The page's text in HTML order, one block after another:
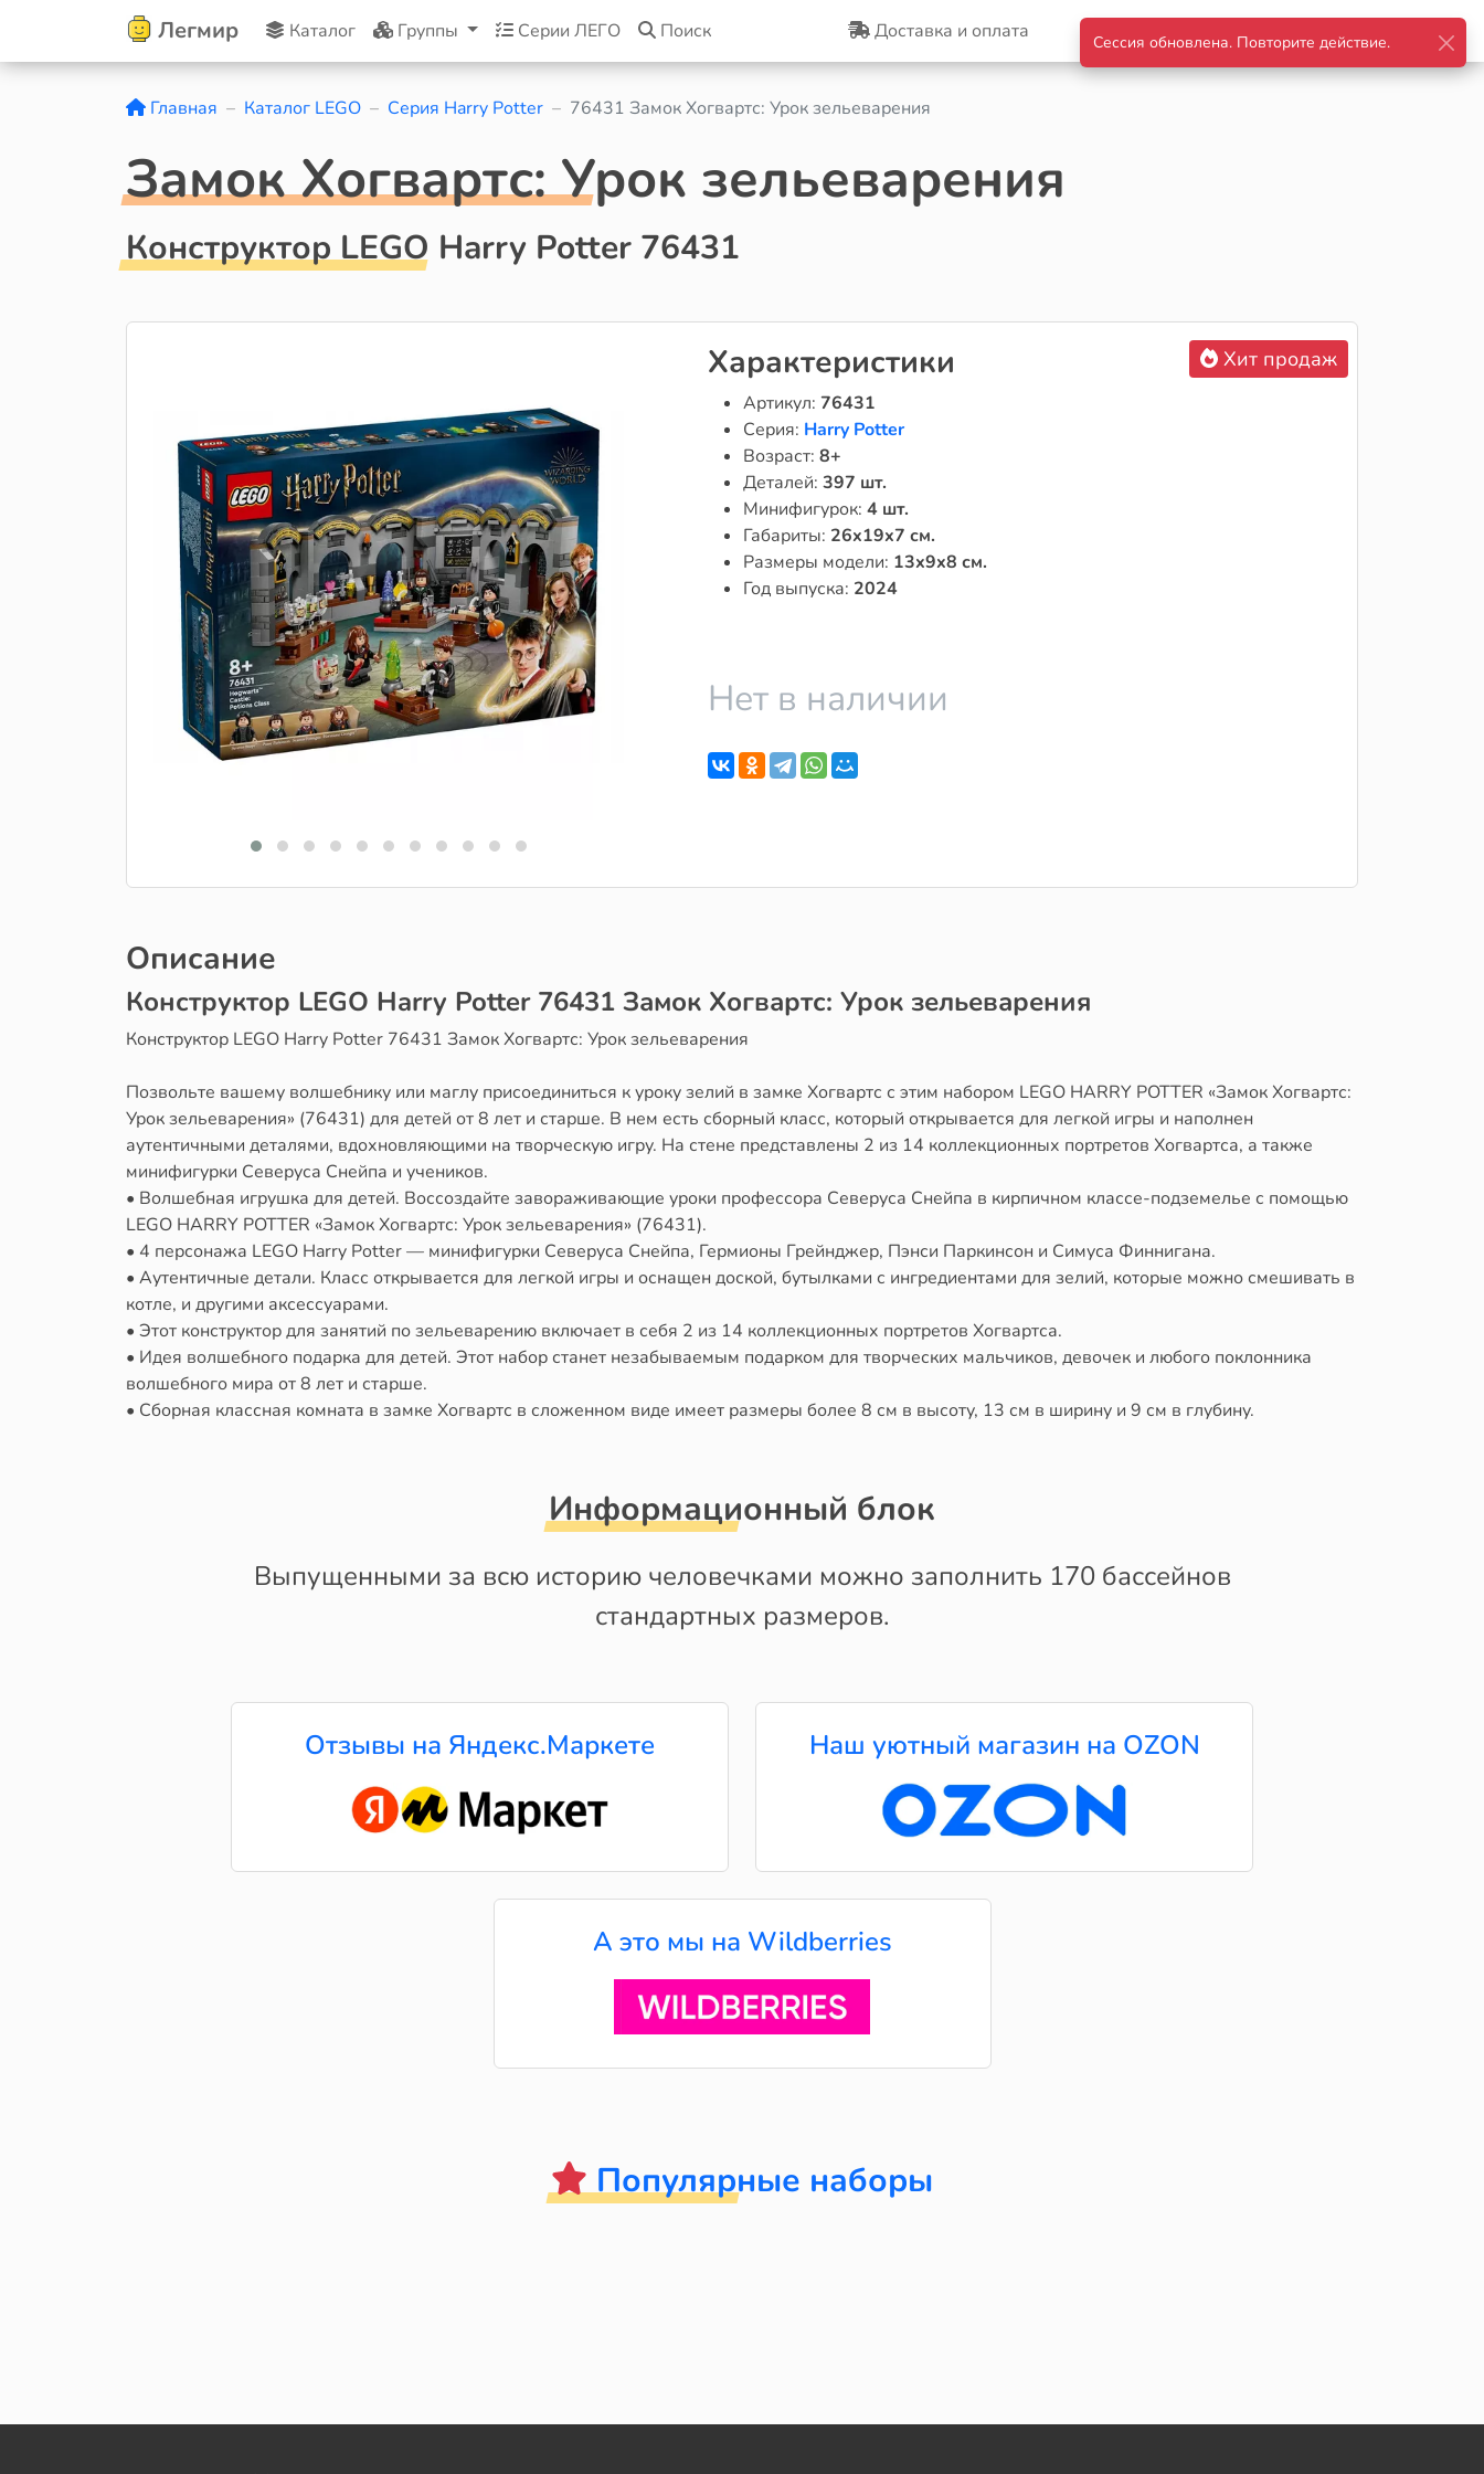
Легмир Каталог Группы Серии ЛЕГО Поиск Доставка и оплата Корзина Войти
Главная Каталог LEGO Серия Harry Potter 76431 Замок Хогвартс: Урок зельеварения
Замок Хогвартс: Урок зельеварения
Конструктор LEGO Harry Potter 76431
Хит продаж
Характеристики
Артикул: 76431
Серия: Harry Potter
Возраст: 8+
Деталей: 397 шт.
Минифигурок: 4 шт.
Габариты: 26x19x7 см.
Размеры модели: 13x9x8 см.
Год выпуска: 2024
Нет в наличии
Описание
Конструктор LEGO Harry Potter 76431 Замок Хогвартс: Урок зельеварения
Конструктор LEGO Harry Potter 76431 Замок Хогвартс: Урок зельеварения
Позвольте вашему волшебнику или маглу присоединиться к уроку зелий в замке Хогвартс с этим набором LEGO HARRY POTTER «Замок Хогвартс:
Урок зельеварения» (76431) для детей от 8 лет и старше. В нем есть сборный класс, который открывается для легкой игры и наполнен
аутентичными деталями, вдохновляющими на творческую игру. На стене представлены 2 из 14 коллекционных портретов Хогвартса, а также
минифигурки Северуса Снейпа и учеников.
• Волшебная игрушка для детей. Воссоздайте завораживающие уроки профессора Северуса Снейпа в кирпичном классе-подземелье с помощью
LEGO HARRY POTTER «Замок Хогвартс: Урок зельеварения» (76431).
• 4 персонажа LEGO Harry Potter — минифигурки Северуса Снейпа, Гермионы Грейнджер, Пэнси Паркинсон и Симуса Финнигана.
• Аутентичные детали. Класс открывается для легкой игры и оснащен доской, бутылками с ингредиентами для зелий, которые можно смешивать в
котле, и другими аксессуарами.
• Этот конструктор для занятий по зельеварению включает в себя 2 из 14 коллекционных портретов Хогвартса.
• Идея волшебного подарка для детей. Этот набор станет незабываемым подарком для творческих мальчиков, девочек и любого поклонника
волшебного мира от 8 лет и старше.
• Сборная классная комната в замке Хогвартс в сложенном виде имеет размеры более 8 см в высоту, 13 см в ширину и 9 см в глубину.
Информационный блок
Выпущенными за всю историю человечками можно заполнить 170 бассейнов
стандартных размеров.
Отзывы на Яндекс.Маркете Наш уютный магазин на OZON
А это мы на Wildberries
Популярные наборы